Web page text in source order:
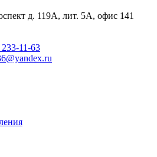
д. 119А, лит. 5А, офис 141
11-63